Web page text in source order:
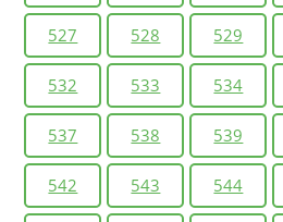
527 528 529
532 533 534
537 538 539
542 543 544